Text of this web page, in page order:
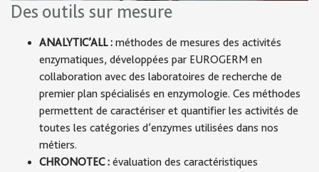
Des outils sur mesure
ANALYTIC’ALL : méthodes de mesures des activités
enzymatiques, développées par EUROGERM en
collaboration avec des laboratoires de recherche de
premier plan spécialisés en enzymologie. Ces méthodes
permettent de caractériser et quantifier les activités de
toutes les catégories d’enzymes utilisées dans nos
métiers.
CHRONOTEC : évaluation des caractéristiques